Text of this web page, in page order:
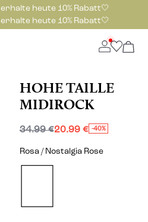
heute 10% Rabatt🤍
heute 10% Rabatt🤍
HOHE TAILLE
MIDIROCK
34.99 €20.99 € -40%
Rosa / Nostalgia Rose